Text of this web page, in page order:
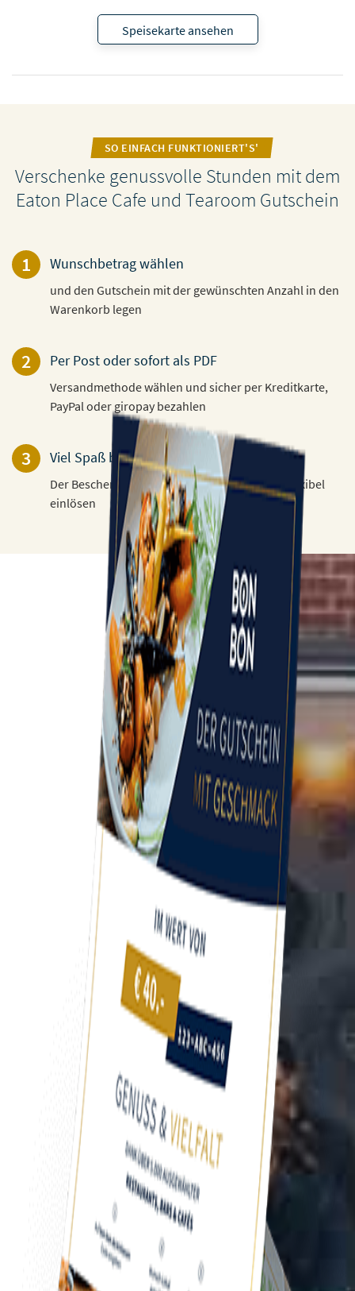
Speisekarte ansehen
SO EINFACH FUNKTIONIERT'S'
Verschenke genussvolle Stunden mit dem
Eaton Place Cafe und Tearoom Gutschein
1 Wunschbetrag wählen
und den Gutschein mit der gewünschten Anzahl in den
Warenkorb legen
2 Per Post oder sofort als PDF
Versandmethode wählen und sicher per Kreditkarte,
PayPal oder giropay bezahlen
3 Viel Spaß beim Verschenken!
Der Beschenkte kann den Gutschein 3 Jahre flexibel
einlösen